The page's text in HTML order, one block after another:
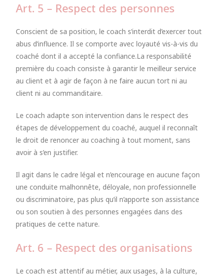
Art. 5 – Respect des personnes
Conscient de sa position, le coach s’interdit d’exercer tout
abus d’influence. Il se comporte avec loyauté vis-à-vis du
coaché dont il a accepté la confiance.La responsabilité
première du coach consiste à garantir le meilleur service
au client et à agir de façon à ne faire aucun tort ni au
client ni au commanditaire.
Le coach adapte son intervention dans le respect des
étapes de développement du coaché, auquel il reconnaît
le droit de renoncer au coaching à tout moment, sans
avoir à s’en justifier.
Il agit dans le cadre légal et n’encourage en aucune façon
une conduite malhonnête, déloyale, non professionnelle
ou discriminatoire, pas plus qu’il n’apporte son assistance
ou son soutien à des personnes engagées dans des
pratiques de cette nature.
Art. 6 – Respect des organisations
Le coach est attentif au métier, aux usages, à la culture,